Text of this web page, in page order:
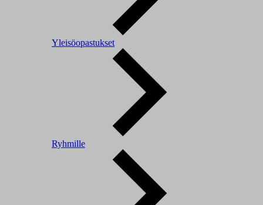
Yleisöopastukset
Ryhmille